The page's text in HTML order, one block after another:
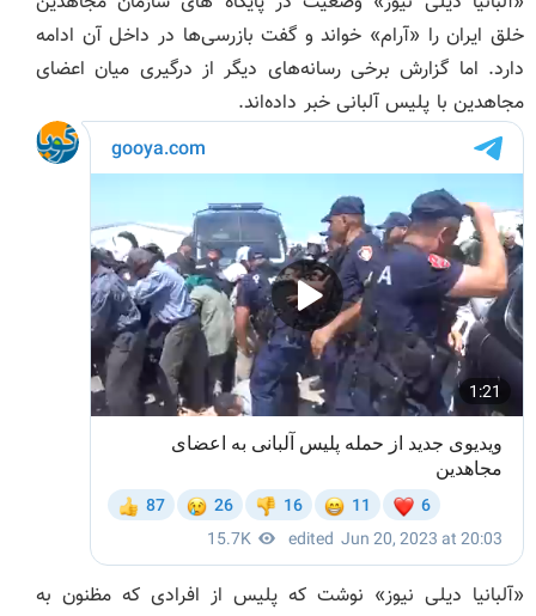
خلق ایران را «آرام» خواند و گفت بازرسی‌ها در داخل آن ادامه
دارد. اما گزارش برخی رسانه‌های دیگر از درگیری میان اعضای
مجاهدین با پلیس آلبانی خبر داده‌اند.
«آلبانیا دیلی نیوز» نوشت که پلیس از افرادی که مظنون به